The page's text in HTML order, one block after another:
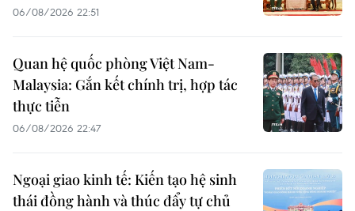
06/08/2026 22:51
Quan hệ quốc phòng Việt Nam-
Malaysia: Gắn kết chính trị, hợp tác
thực tiễn
06/08/2026 22:47
Ngoại giao kinh tế: Kiến tạo hệ sinh
thái đồng hành và thúc đẩy tự chủ